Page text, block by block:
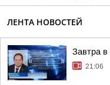
ЛЕНТА НОВОСТЕЙ
Завтра в
21:06